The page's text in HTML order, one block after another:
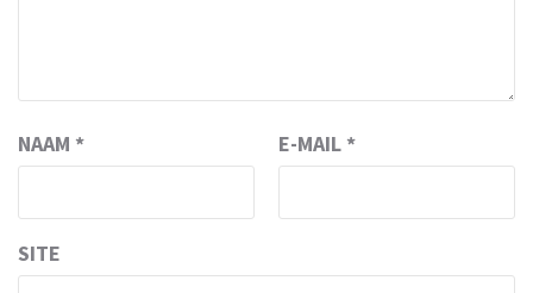
NAAM * E-MAIL *
SITE